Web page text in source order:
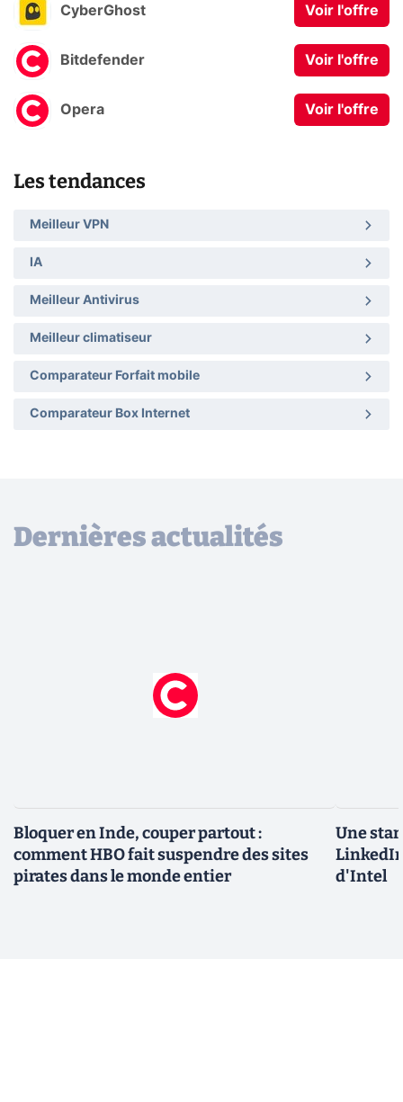
CyberGhost Voir l'offre
Bitdefender Voir l'offre
Opera Voir l'offre
Les tendances
Meilleur VPN
IA
Meilleur Antivirus
Meilleur climatiseur
Comparateur Forfait mobile
Comparateur Box Internet
Dernières actualités
Bloquer en Inde, couper partout :
comment HBO fait suspendre des sites
pirates dans le monde entier
Une
d'Intel